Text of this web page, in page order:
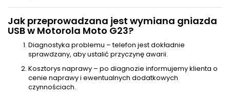
Jak przeprowadzana jest wymiana gniazda
USB w Motorola Moto G23?
Diagnostyka problemu – telefon jest dokładnie
sprawdzany, aby ustalić przyczynę awarii.
Kosztorys naprawy – po diagnozie informujemy klienta o
cenie naprawy i ewentualnych dodatkowych
czynnościach.